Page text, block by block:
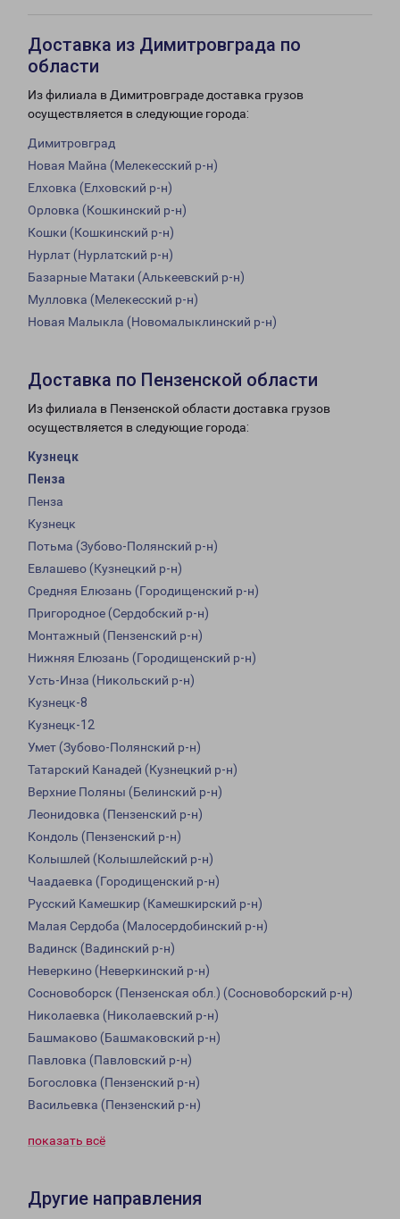
Доставка из Димитровграда по
области
Из филиала в Димитровграде доставка грузов
осуществляется в следующие города:
Димитровград
Новая Майна (Мелекесский р-н)
Елховка (Елховский р-н)
Орловка (Кошкинский р-н)
Кошки (Кошкинский р-н)
Нурлат (Нурлатский р-н)
Базарные Матаки (Алькеевский р-н)
Мулловка (Мелекесский р-н)
Новая Малыкла (Новомалыклинский р-н)
Доставка по Пензенской области
Из филиала в Пензенской области доставка грузов
осуществляется в следующие города:
Кузнецк
Пенза
Пенза
Кузнецк
Потьма (Зубово-Полянский р-н)
Евлашево (Кузнецкий р-н)
Средняя Елюзань (Городищенский р-н)
Пригородное (Сердобский р-н)
Монтажный (Пензенский р-н)
Нижняя Елюзань (Городищенский р-н)
Усть-Инза (Никольский р-н)
Кузнецк-8
Кузнецк-12
Умет (Зубово-Полянский р-н)
Татарский Канадей (Кузнецкий р-н)
Верхние Поляны (Белинский р-н)
Леонидовка (Пензенский р-н)
Кондоль (Пензенский р-н)
Колышлей (Колышлейский р-н)
Чаадаевка (Городищенский р-н)
Русский Камешкир (Камешкирский р-н)
Малая Сердоба (Малосердобинский р-н)
Вадинск (Вадинский р-н)
Неверкино (Неверкинский р-н)
Сосновоборск (Пензенская обл.) (Сосновоборский р-н)
Николаевка (Николаевский р-н)
Башмаково (Башмаковский р-н)
Павловка (Павловский р-н)
Богословка (Пензенский р-н)
Васильевка (Пензенский р-н)
показать всё
Другие направления